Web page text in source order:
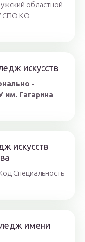
областной
СПО КО
искусств
-
им. Гагарина
искусств
Специальность
имени